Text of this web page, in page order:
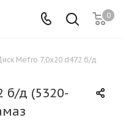
0
Mefro 7,0х20 d472 б/д
б/д (5320-